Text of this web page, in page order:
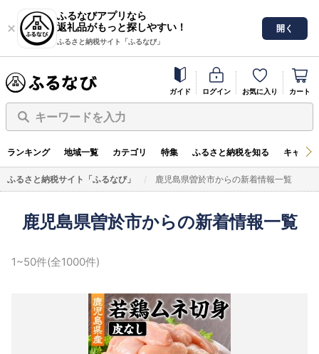
ふるなびアプリなら
返礼品がもっと探しやすい！
ふるさと納税サイト「ふるなび」
開く
ガイド ログイン お気に入り カート
キーワードを入力
ランキング 地域一覧 カテゴリ 特集 ふるさと納税を知る キャン
ふるさと納税サイト「ふるなび」 鹿児島県曽於市からの新着情報一覧
鹿児島県曽於市からの新着情報一覧
1~50件(全1000件)